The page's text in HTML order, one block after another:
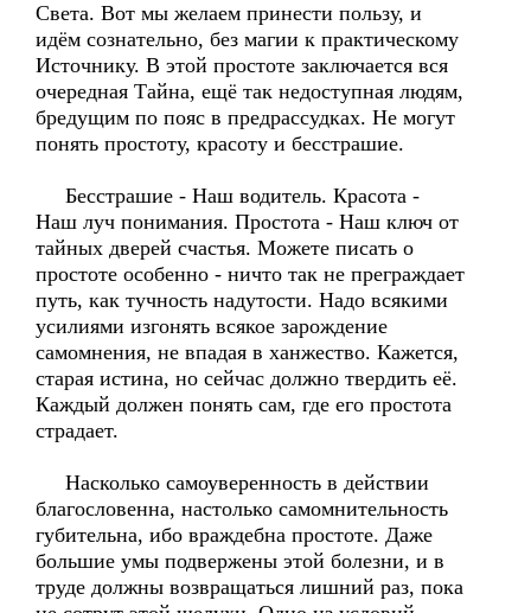
Света. Вот мы желаем принести пользу, и
идём сознательно, без магии к практическому
Источнику. В этой простоте заключается вся
очередная Тайна, ещё так недоступная людям,
бредущим по пояс в предрассудках. Не могут
понять простоту, красоту и бесстрашие.
Бесстрашие - Наш водитель. Красота -
Наш луч понимания. Простота - Наш ключ от
тайных дверей счастья. Можете писать о
простоте особенно - ничто так не преграждает
путь, как тучность надутости. Надо всякими
усилиями изгонять всякое зарождение
самомнения, не впадая в ханжество. Кажется,
старая истина, но сейчас должно твердить её.
Каждый должен понять сам, где его простота
страдает.
Насколько самоуверенность в действии
благословенна, настолько самомнительность
губительна, ибо враждебна простоте. Даже
большие умы подвержены этой болезни, и в
труде должны возвращаться лишний раз, пока